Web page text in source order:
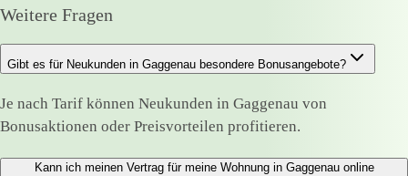
Weitere Fragen
Gibt es für Neukunden in Gaggenau besondere Bonusangebote?
Je nach Tarif können Neukunden in Gaggenau von
Bonusaktionen oder Preisvorteilen profitieren.
Kann ich meinen Vertrag für meine Wohnung in Gaggenau online